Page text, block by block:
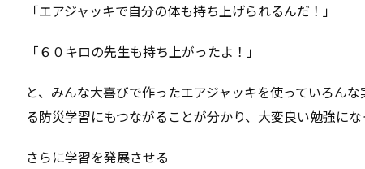
「エアジャッキで自分の体も持ち上げられるんだ！」
「６０キロの先生も持ち上がったよ！」
と、みんな大喜びで作ったエアジャッキを使っていろん
る防災学習にもつながることが分かり、大変良い勉強にな
さらに学習を発展させる